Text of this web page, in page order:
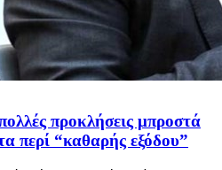
προκλήσεις μπροστά
περί “καθαρής εξόδου”